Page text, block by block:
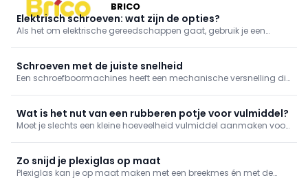
BRICO
Elektrisch schroeven: wat zijn de opties?
Als het om elektrische gereedschappen gaat, gebruik je een
van pas komen.
Schroeven met de juiste snelheid
Een schroefboormachines heeft een mechanische versnelling die
Wat is het nut van een rubberen potje voor vulmiddel?
Moet je slechts een kleine hoeveelheid vulmiddel aanmaken voor
rubberen potje.
Zo snijd je plexiglas op maat
Plexiglas kan je op maat maken met een breekmes én met de